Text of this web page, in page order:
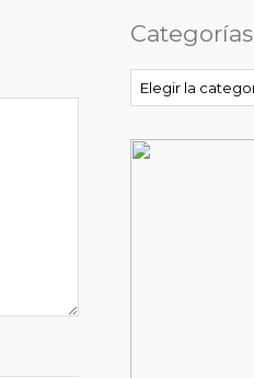
Categorías
Categorías